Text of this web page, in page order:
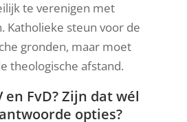
te verenigen met
Katholieke steun voor de
gronden, maar moet
theologische afstand.
en FvD? Zijn dat wél
opties?